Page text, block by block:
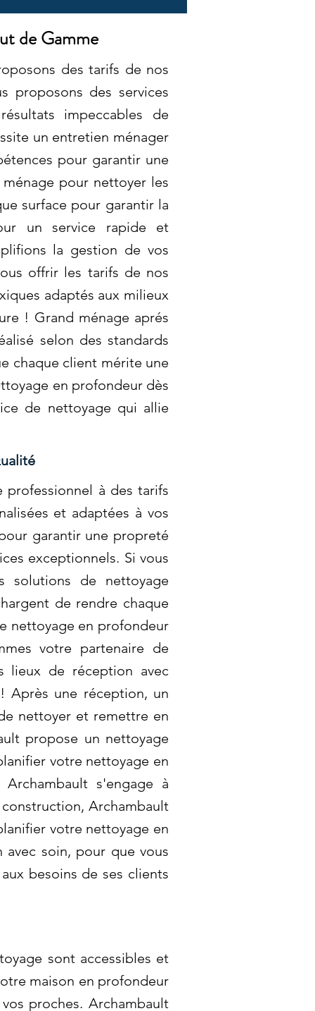
de Gamme
des tarifs de nos
proposons des services
impeccables de
un entretien ménager
pour garantir une
pour nettoyer les
surface pour garantir la
un service rapide et
la gestion de vos
offrir les tarifs de nos
adaptés aux milieux
! Grand ménage aprés
selon des standards
chaque client mérite une
en profondeur dès
de nettoyage qui allie
professionnel à des tarifs
et adaptées à vos
garantir une propreté
exceptionnels. Si vous
solutions de nettoyage
de rendre chaque
nettoyage en profondeur
votre partenaire de
lieux de réception avec
Après une réception, un
nettoyer et remettre en
propose un nettoyage
votre nettoyage en
s'engage à
Archambault
votre nettoyage en
soin, pour que vous
besoins de ses clients
sont accessibles et
maison en profondeur
proches. Archambault